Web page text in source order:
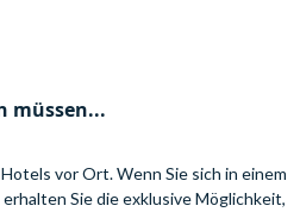
müssen...
vor Ort. Wenn Sie sich in einem
Sie die exklusive Möglichkeit,